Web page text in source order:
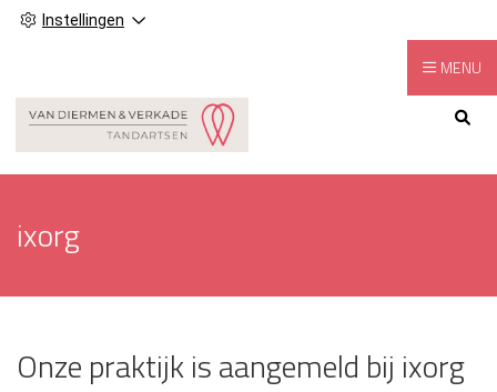
Instellingen
Hoofdmenu
MENU
ixorg
Onze praktijk is aangemeld bij ixorg